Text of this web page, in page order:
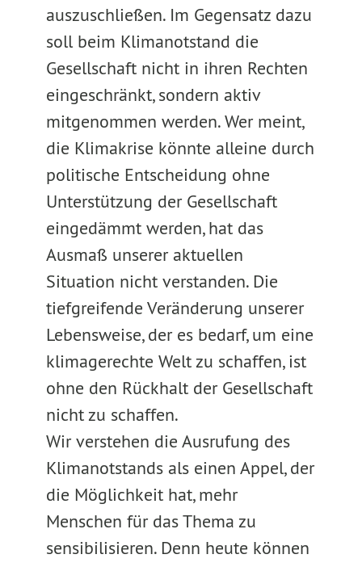
auszuschließen. Im Gegensatz dazu
soll beim Klimanotstand die
Gesellschaft nicht in ihren Rechten
eingeschränkt, sondern aktiv
mitgenommen werden. Wer meint,
die Klimakrise könnte alleine durch
politische Entscheidung ohne
Unterstützung der Gesellschaft
eingedämmt werden, hat das
Ausmaß unserer aktuellen
Situation nicht verstanden. Die
tiefgreifende Veränderung unserer
Lebensweise, der es bedarf, um eine
klimagerechte Welt zu schaffen, ist
ohne den Rückhalt der Gesellschaft
nicht zu schaffen.
Wir verstehen die Ausrufung des
Klimanotstands als einen Appel, der
die Möglichkeit hat, mehr
Menschen für das Thema zu
sensibilisieren. Denn heute können